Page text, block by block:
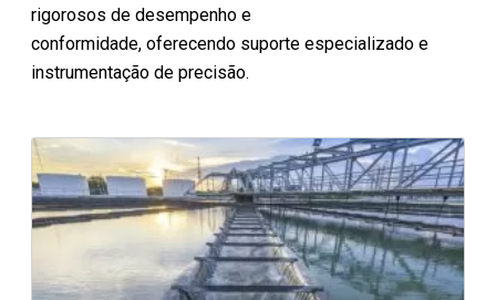
rigorosos de desempenho e
conformidade, oferecendo suporte especializado e
instrumentação de precisão.